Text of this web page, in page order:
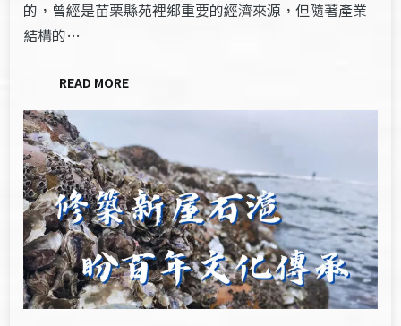
的，曾經是苗栗縣苑裡鄉重要的經濟來源，但隨著產業
結構的…
READ MORE